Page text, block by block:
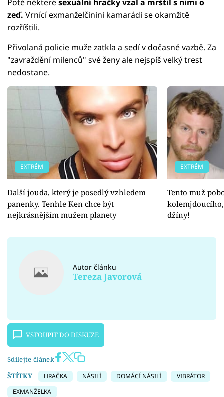
zeď. Vrnící exmanželčinini kamarádi se okamžitě
rozříštili.
Přivolaná policie muže zatkla a sedí v dočasné vazbě. Za
"zavraždění milenců" své ženy ale nejspíš velký trest
nedostane.
EXTRÉM
Další jouda, který je posedlý vzhledem
panenky. Tenhle Ken chce být
nejkrásnějším mužem planety
EXTRÉM
Tento muž
džíny!
Autor článku
Tereza Javorová
VSTOUPIT DO DISKUZE
Sdílejte článek
ŠTÍTKY
HRAČKA NÁSILÍ DOMÁCÍ NÁSILÍ
VIBRÁTOR
EXMANŽELKA